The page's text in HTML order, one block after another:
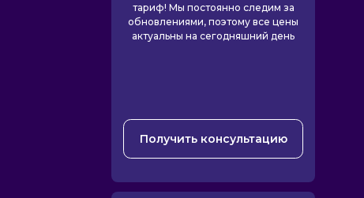
тариф! Мы постоянно следим за
обновлениями, поэтому все цены
актуальны на сегодняшний день
Получить консультацию